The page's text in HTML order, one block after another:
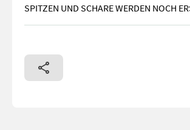
SPITZEN UND SCHARE WERDEN NOCH
LEMKEN EUROPAL 5 3N100 PENDELRAD